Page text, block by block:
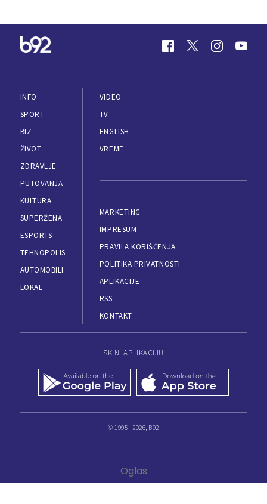
INFO
SPORT
BIZ
ŽIVOT
ZDRAVLJE
PUTOVANJA
KULTURA
SUPERŽENA
ESPORTS
TEHNOPOLIS
AUTOMOBILI
LOKAL
VIDEO
TV
ENGLISH
VREME
MARKETING
IMPRESUM
PRAVILA KORIŠĆENJA
POLITIKA PRIVATNOSTI
APLIKACIJE
RSS
KONTAKT
SKINI APLIKACIJU
© 1995 - 2026, B92